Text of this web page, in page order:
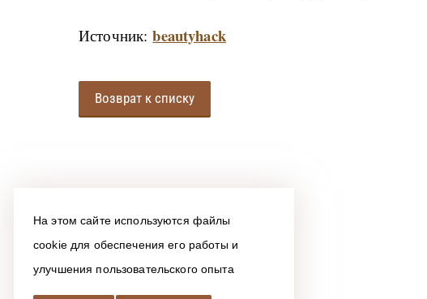
На этом сайте используются файлы
cookie для обеспечения его работы и
улучшения пользовательского опыта
Источник:beautyhack
Возврат к списку